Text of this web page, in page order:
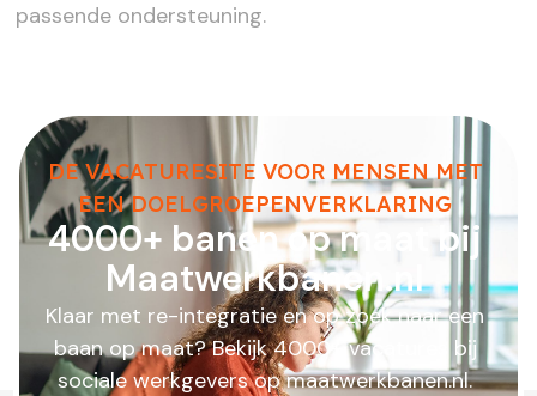
passende ondersteuning.
DE VACATURESITE VOOR MENSEN MET
EEN DOELGROEPENVERKLARING
4000+ banen op maat bij
Maatwerkbanen.nl
Klaar met re-integratie en op zoek naar een
baan op maat? Bekijk 4000+ vacatures bij
sociale werkgevers op maatwerkbanen.nl.